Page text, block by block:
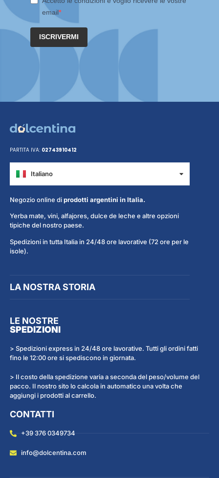
email
ISCRIVERMI
PARTITA IVA: 02743910412
Italiano
Español
Negozio online diprodotti argentini in Italia.
Yerba mate, vini, alfajores, dulce de leche e altre opzioni
tipiche del nostro paese.
Spedizioni in tutta Italia in 24/48 ore lavorative (72 ore per le
isole).
LA NOSTRA STORIA
LE NOSTRE
SPEDIZIONI
> Spedizioni express in 24/48 ore lavorative. Tutti gli ordini fatti
fino le 12:00 ore si spediscono in giornata.
> Il costo della spedizione varia a seconda del peso/volume del
pacco. Il nostro sito lo calcola in automatico una volta che
aggiungi i prodotti al carrello.
CONTATTI
+39 376 0349734
info@dolcentina.com